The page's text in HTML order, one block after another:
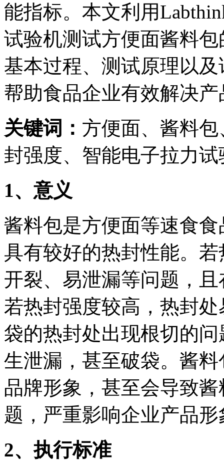
能指标。本文利用
试验机测试方便面酱料
基本过程、测试原理以
帮助食品企业有效解决
关键词： 方便面、酱料
封强度、智能电子拉力试
1、意义
酱料包是方便面等速食
具有较好的热封性能。
开裂、易泄漏等问题，
若热封强度较高，热封
袋的热封处出现根切的
生泄漏，甚至破袋。酱
品牌形象，甚至会导致
题，严重影响企业产品形
2、执行标准